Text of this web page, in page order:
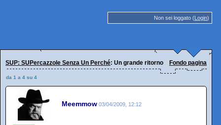
Non sei loggato (Login)
SUP: SUPercazzole Senza Un Perché: Un grande ritorno Fondo pagina
da 1 a 4 su 4
Meemmow 03/04/2009, 12:12